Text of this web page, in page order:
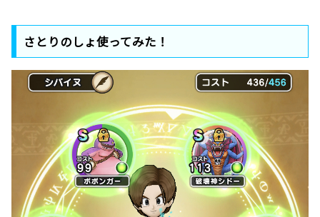
さとりのしょ使ってみた！